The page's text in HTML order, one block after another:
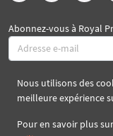
Nous utilisons des
meilleure expérience
Pour en savoir plus
Abonnez-vous à Royal